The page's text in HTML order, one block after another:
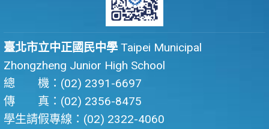
臺北市立中正國民中學 Taipei Municipal
Zhongzheng Junior High School
總 機：(02) 2391-6697
傳 真：(02) 2356-8475
學生請假專線：(02) 2322-4060